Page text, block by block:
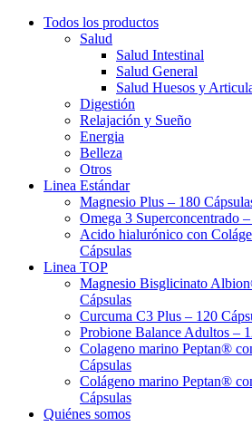
Todos los productos
Salud
Salud Intestinal
Salud General
Salud Huesos y
Digestión
Relajación y Sueño
Energia
Belleza
Otros
Linea Estándar
Magnesio Plus – 180
Omega 3 Superconcentrado
Acido hialurónico con
Cápsulas
Linea TOP
Magnesio Bisglicinato
Cápsulas
Curcuma C3 Plus – 120
Probione Balance Adultos –
Colageno marino Peptan®
Cápsulas
Colágeno marino Peptan®
Cápsulas
Quiénes somos